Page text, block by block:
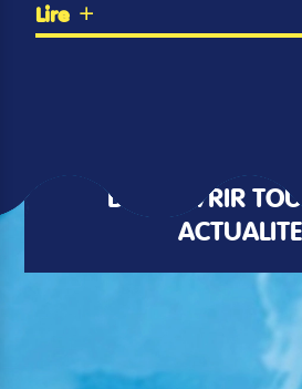
Lire
DÉCOUVRIR